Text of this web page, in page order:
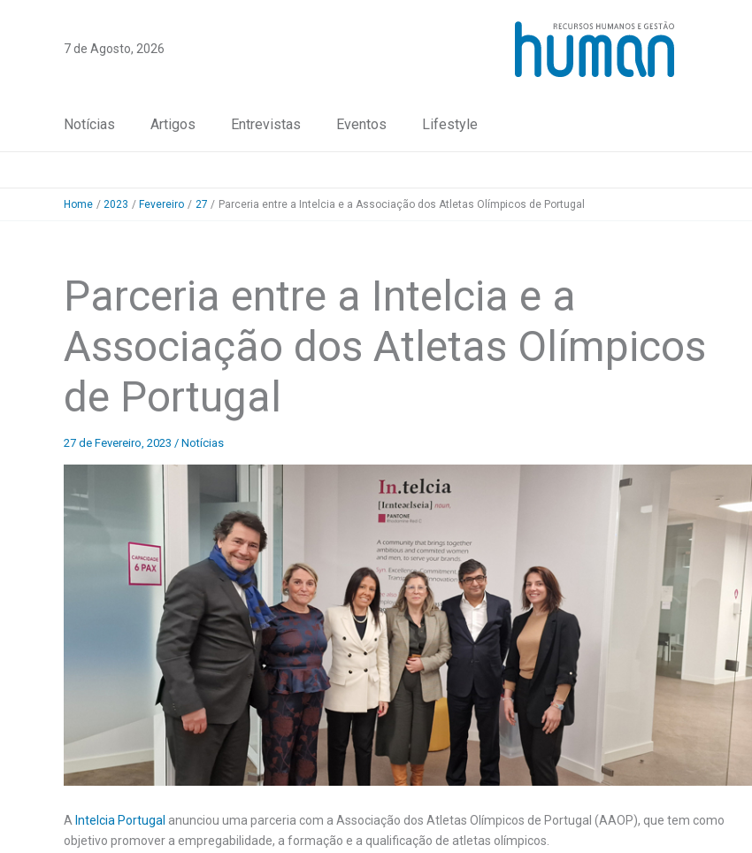
7 de Agosto, 2026
Notícias Artigos Entrevistas Eventos Lifestyle
Home 2023 Fevereiro 27 Parceria entre a Intelcia e a Associação dos Atletas Olímpicos de Portugal
Parceria entre a Intelcia e a
Associação dos Atletas Olímpicos
de Portugal
27 de Fevereiro, 2023 / Notícias
A Intelcia Portugal anunciou uma parceria com a Associação dos Atletas Olímpicos de Portugal (AAOP), que tem como
objetivo promover a empregabilidade, a formação e a qualificação de atletas olímpicos.